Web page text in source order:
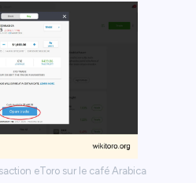
eToro sur le café Arabica